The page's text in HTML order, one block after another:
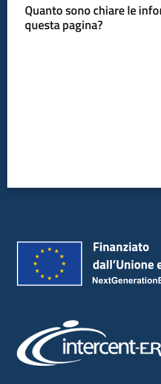
Quanto sono chiare le
questa pagina?